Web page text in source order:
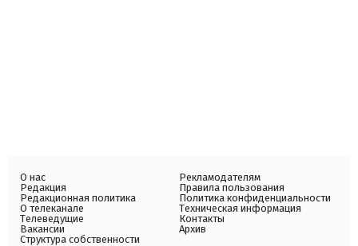
О нас
Редакция
Редакционная политика
О телеканале
Телеведущие
Вакансии
Структура собственности
Рекламодателям
Правила пользования
Политика конфиденциальности
Техническая информация
Контакты
Архив